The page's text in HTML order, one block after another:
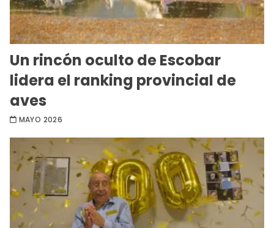
Un rincón oculto de Escobar
lidera el ranking provincial de
aves
MAYO 2026